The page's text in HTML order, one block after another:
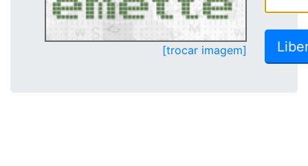
[trocar imagem]